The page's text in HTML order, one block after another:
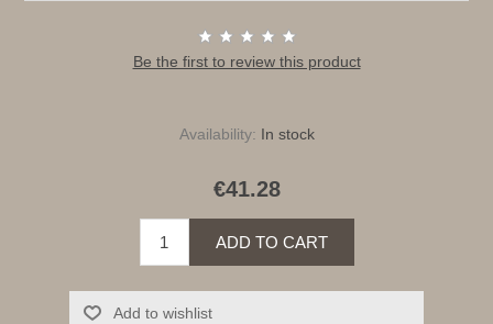
Be the first to review this product
Availability: In stock
€41.28
ADD TO CART
Add to wishlist